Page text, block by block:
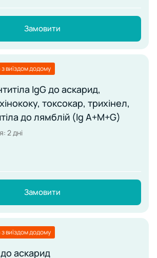
Замовити
виїздом додому
IgG до аскарид,
токсокар, трихінел,
до лямблій (Ig А+М+G)
2 дні
Замовити
виїздом додому
аскарид